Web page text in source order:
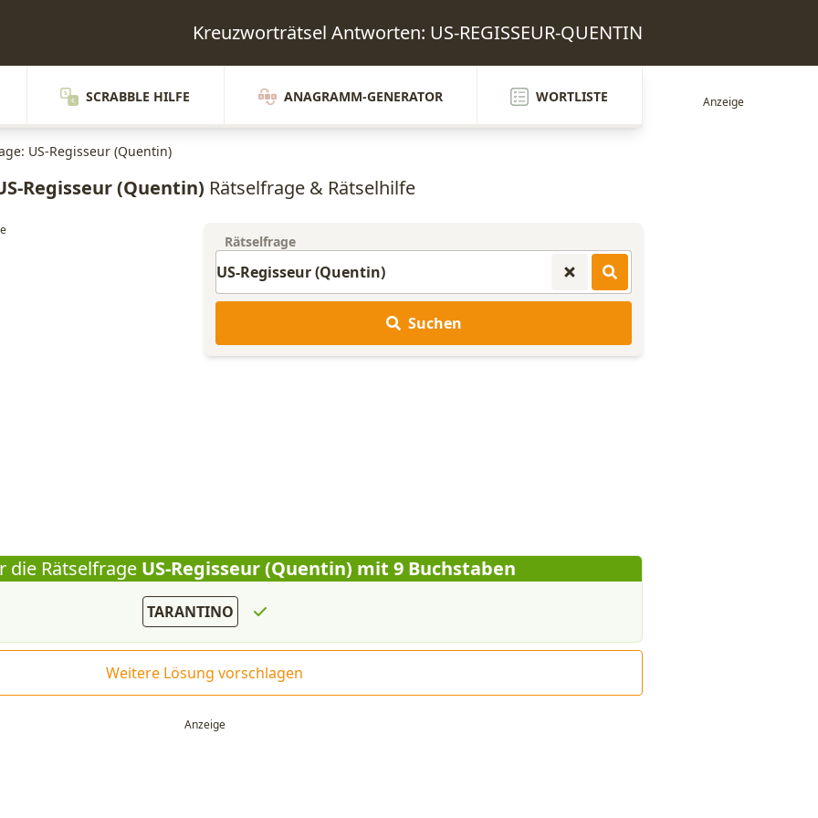
Kreuzworträtsel Antworten: US-REGISSEUR-QUENTIN
SCRABBLE HILFE ANAGRAMM-GENERATOR WORTLISTE
US-Regisseur (Quentin)
Regisseur (Quentin) Rätselfrage & Rätselhilfe
Rätselfrage
Suchen
die RätselfrageUS-Regisseur (Quentin) mit 9 Buchstaben
TARANTINO
Weitere Lösung vorschlagen